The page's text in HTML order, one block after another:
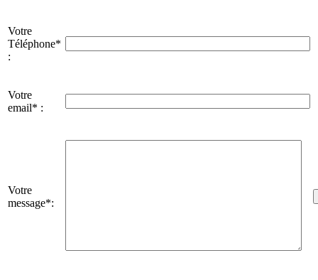
Votre
Téléphone*
:
Votre
email* :
Votre
message*: